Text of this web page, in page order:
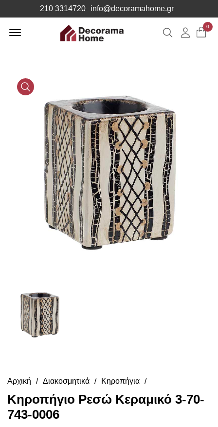
210 3314720 info@decoramahome.gr
Αναζήτηση
0
Media
Gallery
Αρχική Διακοσμητικά Κηροπήγια
Κηροπήγιο Ρεσώ Κεραμικό 3-70-
743-0006